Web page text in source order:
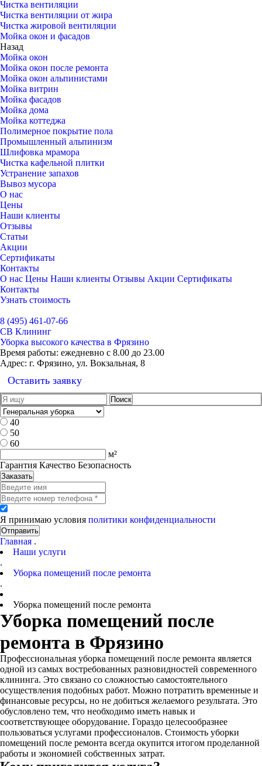
Чистка вентиляции
Чистка вентиляции от жира
Чистка жировой вентиляции
Мойка окон и фасадов
Назад
Мойка окон
Мойка окон после ремонта
Мойка окон альпинистами
Мойка витрин
Мойка фасадов
Мойка дома
Мойка коттеджа
Полимерное покрытие пола
Промышленный альпинизм
Шлифовка мрамора
Чистка кафельной плитки
Устранение запахов
Вывоз мусора
О нас
Цены
Наши клиенты
Отзывы
Статьи
Акции
Сертификаты
Контакты
О нас Цены Наши клиенты Отзывы Акции Сертификаты
Контакты
Узнать стоимость
8 (495) 461-07-66
СВ Клининг
Уборка высокого качества в Фрязино
Время работы: ежедневно с 8.00 до 23.00
Адрес: г. Фрязино, ул. Вокзальная, 8
Оставить заявку
40
50
60
м²
Гарантия Качество Безопасность
Заказать
Я принимаю условия политики конфиденциальности
Отправить
Главная .
Наши услуги
.
Уборка помещений после ремонта
.
Уборка помещений после ремонта
Уборка помещений после
ремонта в Фрязино
Профессиональная уборка помещений после ремонта является
одной из самых востребованных разновидностей современного
клининга. Это связано со сложностью самостоятельного
осуществления подобных работ. Можно потратить временные и
финансовые ресурсы, но не добиться желаемого результата. Это
обусловлено тем, что необходимо иметь навык и
соответствующее оборудование. Гораздо целесообразнее
пользоваться услугами профессионалов. Стоимость уборки
помещений после ремонта всегда окупится итогом проделанной
работы и экономией собственных затрат.